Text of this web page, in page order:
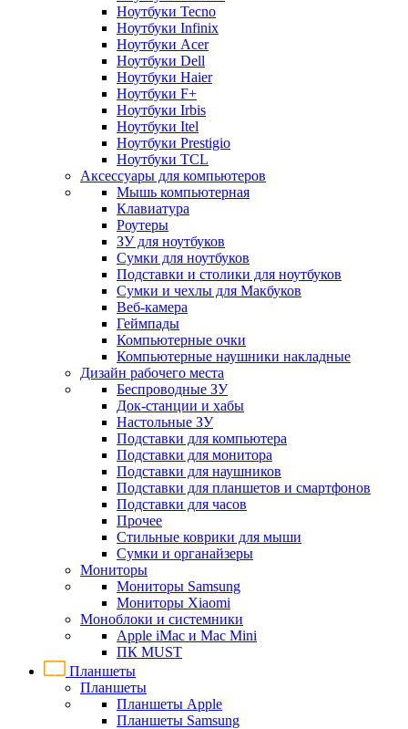
Ноутбуки Tecno
Ноутбуки Infinix
Ноутбуки Acer
Ноутбуки Dell
Ноутбуки Haier
Ноутбуки F+
Ноутбуки Irbis
Ноутбуки Itel
Ноутбуки Prestigio
Ноутбуки TCL
Аксессуары для компьютеров
Мышь компьютерная
Клавиатура
Роутеры
ЗУ для ноутбуков
Сумки для ноутбуков
Подставки и столики для ноутбуков
Сумки и чехлы для Макбуков
Веб-камера
Геймпады
Компьютерные очки
Компьютерные наушники накладные
Дизайн рабочего места
Беспроводные ЗУ
Док-станции и хабы
Настольные ЗУ
Подставки для компьютера
Подставки для монитора
Подставки для наушников
Подставки для планшетов и смартфонов
Подставки для часов
Прочее
Стильные коврики для мыши
Сумки и органайзеры
Мониторы
Мониторы Samsung
Мониторы Xiaomi
Моноблоки и системники
Apple iMac и Mac Mini
ПК MUST
Планшеты
Планшеты
Планшеты Apple
Планшеты Samsung